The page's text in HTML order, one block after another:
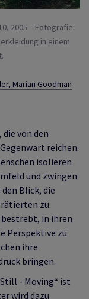
2005 – Fotografie:
in einem
Marian Goodman
von den
reichen.
isolieren
und zwingen
Blick, die
zu
in ihren
Perspektive zu
ihre
bringen.
- Moving“ ist
wird dazu